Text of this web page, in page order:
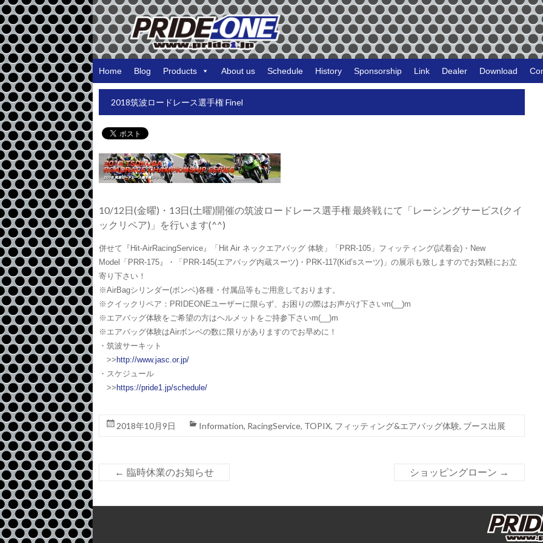
Home Blog Products About us Schedule History Sponsorship Link Dealer Download
2018筑波ロードレース選手権 Finel
10/12日(金曜)・13日(土曜)開催の筑波ロードレース選手権 最終戦 にて「レーシングサービス(クイ
ックリペア)」を行います(^^)
併せて『Hit-AirRacingService』「Hit Air ネックエアバッグ 体験」「PRR-105」フィッティング(試着会)・New
Model「PRR-175』・「PRR-145(エアバッグ内蔵スーツ)・PRK-117(Kid’sスーツ)」の展示も致しますのでお気軽にお立
寄り下さい！
※AirBagシリンダー(ボンベ)各種・付属品等もご用意しております。
※クイックリペア：PRIDEONEユーザーに限らず、お困りの際はお声がけ下さいm(__)m
※エアバッグ体験をご希望の方はヘルメットをご持参下さいm(__)m
※エアバッグ体験はAirボンベの数に限りがありますのでお早めに！
・筑波サーキット
>> http://www.jasc.or.jp/
・スケジュール
>> https://pride1.jp/schedule/
2018年10月9日 Information, RacingService, TOPIX, フィッティング&エアバッグ体験, ブース出展
← 臨時休業のお知らせ ショッピングローン →